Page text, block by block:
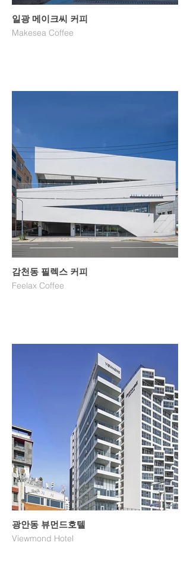
일광 메이크씨 커피
Makesea Coffee
감천동 필렉스 커피
Feelax Coffee
광안동 뷰먼드호텔
Viewmond Hotel